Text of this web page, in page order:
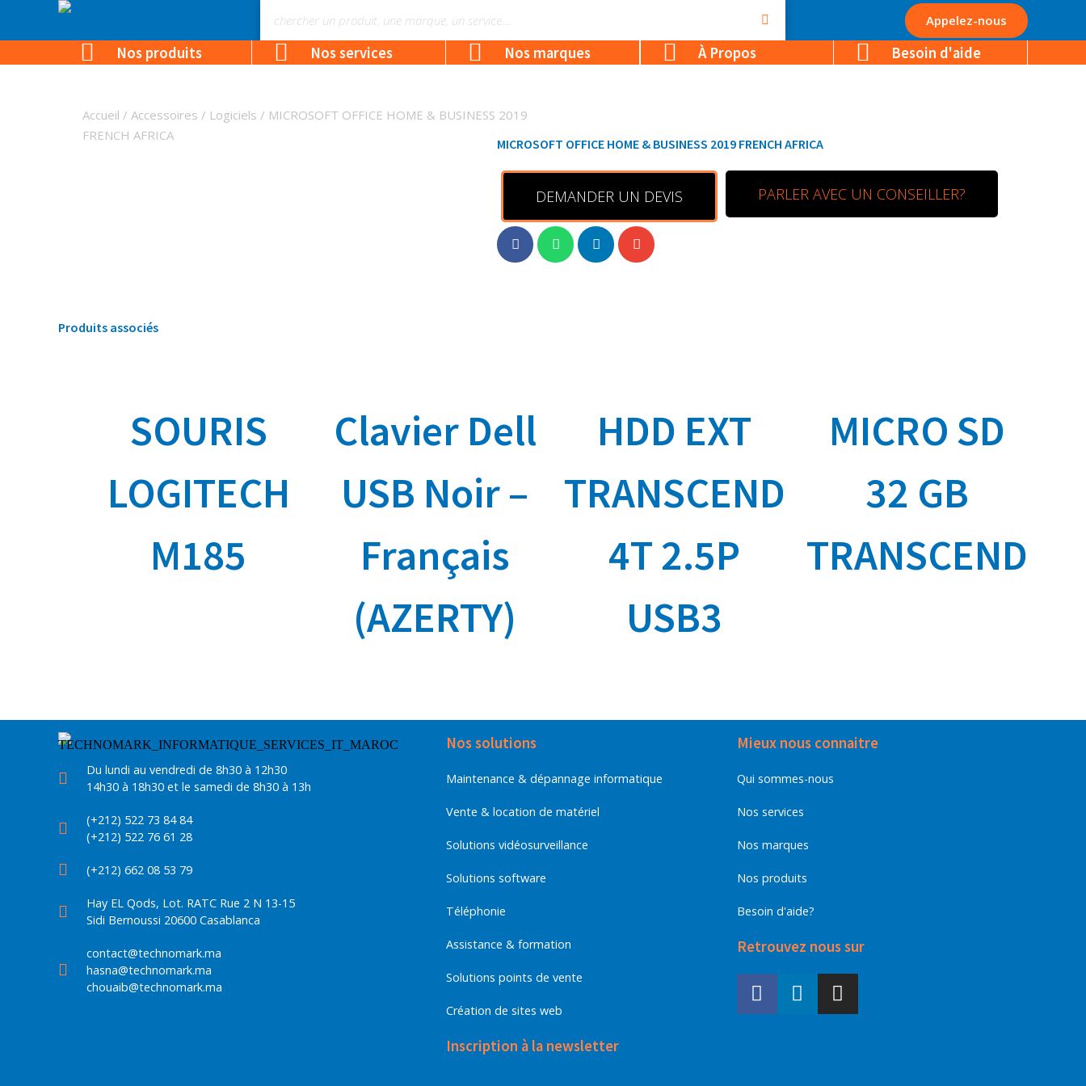
Appelez-nous
Nos produits Nos services Nos marques À Propos Besoin d'aide
Accueil / Accessoires / Logiciels / MICROSOFT OFFICE HOME & BUSINESS 2019
FRENCH AFRICA
MICROSOFT OFFICE HOME & BUSINESS 2019 FRENCH AFRICA
DEMANDER UN DEVIS PARLER AVEC UN CONSEILLER?
Produits associés
SOURIS
LOGITECH
M185
Clavier Dell
USB Noir –
Français
(AZERTY)
HDD EXT
TRANSCEND
4T 2.5P
USB3
MICRO SD
32 GB
TRANSCEND
Du lundi au vendredi de 8h30 à 12h30
14h30 à 18h30 et le samedi de 8h30 à 13h
(+212) 522 73 84 84
(+212) 522 76 61 28
(+212) 662 08 53 79
Hay EL Qods, Lot. RATC Rue 2 N 13-15
Sidi Bernoussi 20600 Casablanca
contact@technomark.ma
hasna@technomark.ma
chouaib@technomark.ma
Nos solutions
Maintenance & dépannage informatique
Vente & location de matériel
Solutions vidéosurveillance
Solutions software
Téléphonie
Assistance & formation
Solutions points de vente
Création de sites web
Inscription à la newsletter
Mieux nous connaitre
Qui sommes-nous
Nos services
Nos marques
Nos produits
Besoin d'aide?
Retrouvez nous sur